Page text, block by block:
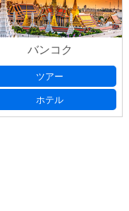
バンコク
ツアー
ホテル